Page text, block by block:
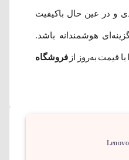
و در عین حال باکیفیت
هوشمندانه باشد.
قیمت به‌روز از فروشگاه